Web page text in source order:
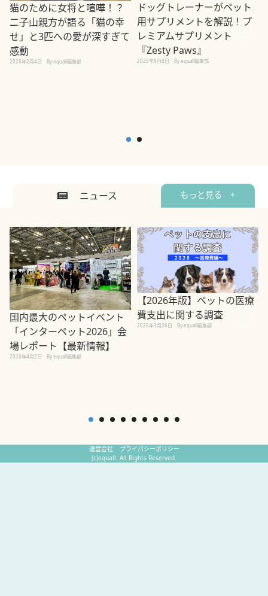
猫のために女将と喧嘩！？
二子山親方が語る「猫の幸
せ」と3匹への愛が深すぎて
感動
2026年2月4日 By equall編集部
ドッグトレーナーがペット
用サプリメントを解説！プ
レミアムサプリメント
『Zesty Paws』
2025年8月8日 By equall編集部
ニュース もっと見る +
国内最大のペットイベント
「インターペット2026」会
場レポート【最新情報】
2026年4月2日 By equall編集部
【2026年版】ペットの医療
費支出に関する調査
2026年3月26日 By equall編集部
運営会社
プライバシーポリシー
(c)equall. All Rights Reserved.